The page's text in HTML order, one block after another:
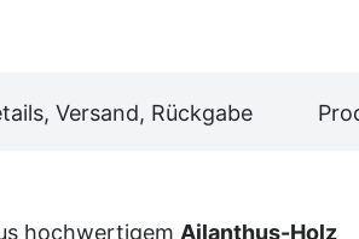
Versand, Rückgabe
hochwertigem Ailanthus-Holz